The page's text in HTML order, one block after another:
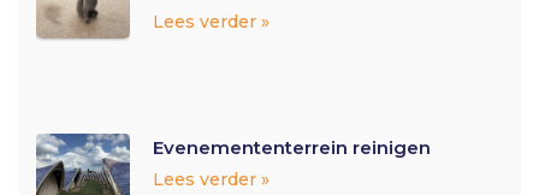
Lees verder »
Evenemententerrein reinigen
Lees verder »